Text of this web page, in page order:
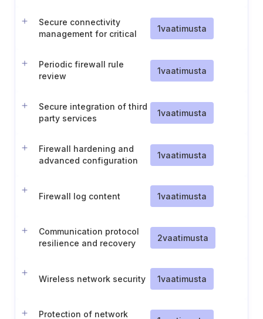
Secure connectivity
management for critical
1vaatimusta
Periodic firewall rule
review
1vaatimusta
Secure integration of third
party services
1vaatimusta
Firewall hardening and
advanced configuration
1vaatimusta
Firewall log content 1vaatimusta
Communication protocol
resilience and recovery
2vaatimusta
Wireless network security 1vaatimusta
Protection of network